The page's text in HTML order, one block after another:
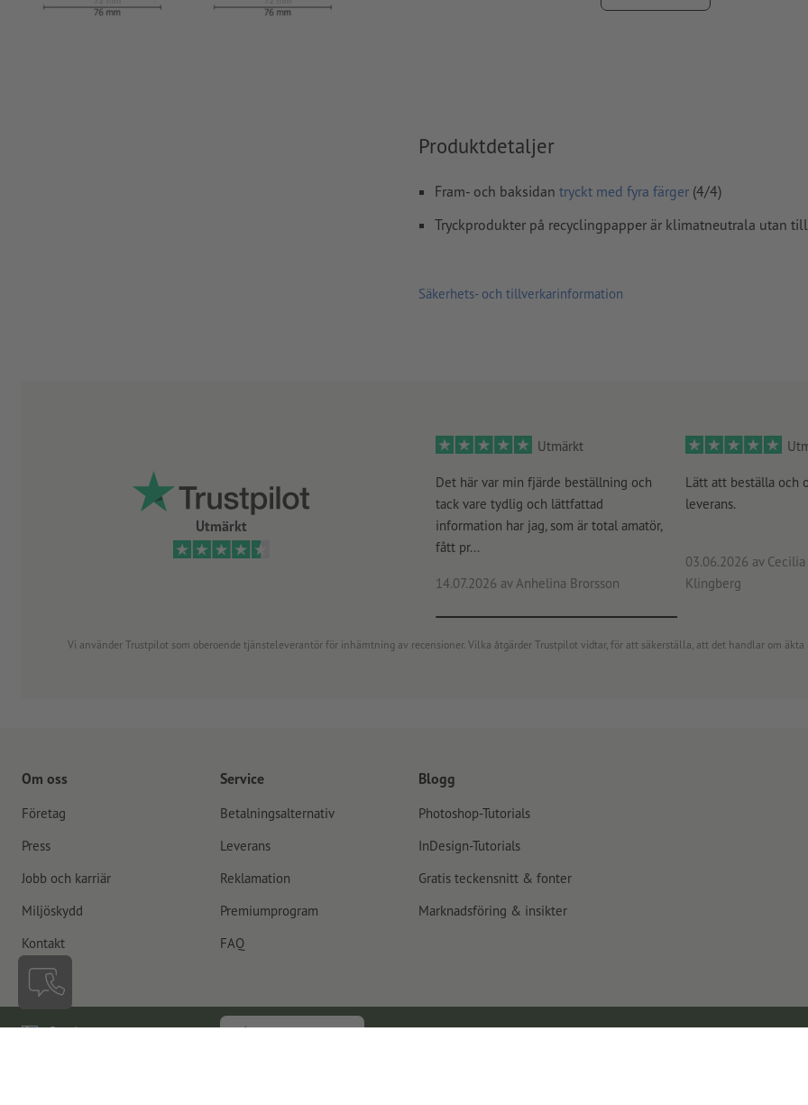
kommentarerraderas och kommer inte att tryckas
Hur skapar jag utskriftsdata korrekt?
Produktdetaljer
Fram- och baksidan tryckt med fyra färger (4/4)
Tryckprodukter på recyclingpapper är klimatneutrala utan
Säkerhets- och tillverkarinformation
Utmärkt
Utmärkt
Det här var min fjärde beställning och
tack vare tydlig och lättfattad
information har jag, som är total amatör,
fått pr...
14.07.2026 av Anhelina Brorsson
Lätt att beställa och
leverans.
03.06.2026 av
Klingberg
Vi använder Trustpilot som oberoende tjänsteleverantör för inhämtning av recensioner. Vilka åtgärder Trustpilot vidtar, för att säkerställa, att det handlar om äkta
Om oss
Företag
Press
Jobb och karriär
Miljöskydd
Kontakt
Service
Betalningsalternativ
Leverans
Reklamation
Premiumprogram
FAQ
Blogg
Photoshop-Tutorials
InDesign-Tutorials
Gratis teckensnitt & fonter
Marknadsföring & insikter
Sverige